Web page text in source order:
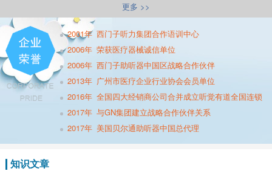
更多 >>
2001年 西门子听力集团合作语训中心
2006年 荣获医疗器械诚信单位
2006年 西门子助听器中国区战略合作伙伴
2013年 广州市医疗企业行业协会会员单位
2016年 全国四大经销商公司合并成立听觉有道全国连锁
2017年 与GN集团建立战略合作伙伴关系
2017年 美国贝尔通助听器中国总代理
知识文章